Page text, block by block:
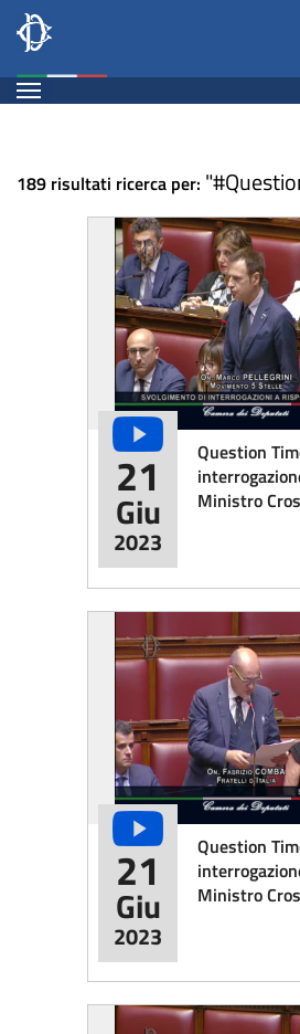
Salta
contenuto
principale
Multimedia
-
Archivio
Espandi
Contenuto
189 risultati ricerca per:
Question
Ministro
21
Giu
2023
Question
Ministro
21
Giu
2023